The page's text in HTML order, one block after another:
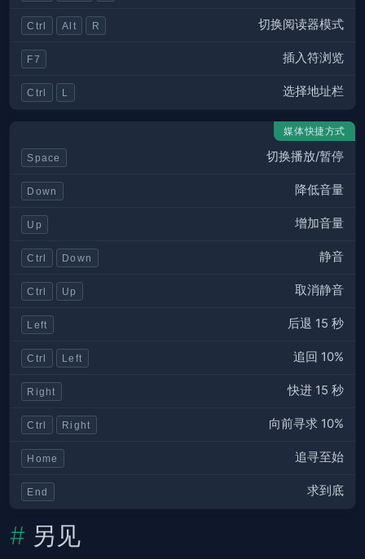
Ctrl Alt R 切换阅读器模式
F7 插入符浏览
Ctrl L 选择地址栏
媒体快捷方式
Space 切换播放/暂停
Down 降低音量
Up 增加音量
Ctrl Down 静音
Ctrl Up 取消静音
Left 后退 15 秒
Ctrl Left 追回 10%
Right 快进 15 秒
Ctrl Right 向前寻求 10%
Home 追寻至始
End 求到底
另见